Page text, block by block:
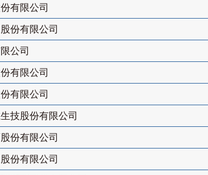
有限公司
份有限公司
公司
有限公司
有限公司
技股份有限公司
份有限公司
份有限公司